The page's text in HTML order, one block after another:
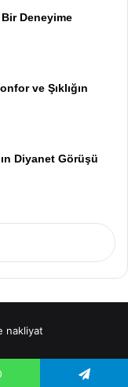
Deneyime
ve Şıklığın
Diyanet Görüşü
nakliyat